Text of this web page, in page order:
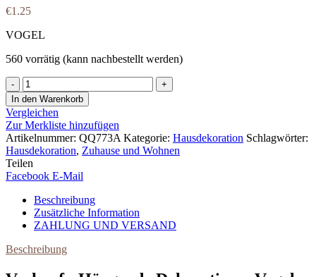
€1.25
VOGEL
560 vorrätig (kann nachbestellt werden)
Hängende
Dekoration
-
Vogel
Menge
In den Warenkorb
Vergleichen
Zur Merkliste hinzufügen
Artikelnummer: QQ773A Kategorie: Hausdekoration Schlagwörter:
Hausdekoration, Zuhause und Wohnen
Teilen
Facebook E-Mail
Beschreibung
Zusätzliche Information
ZAHLUNG UND VERSAND
Beschreibung